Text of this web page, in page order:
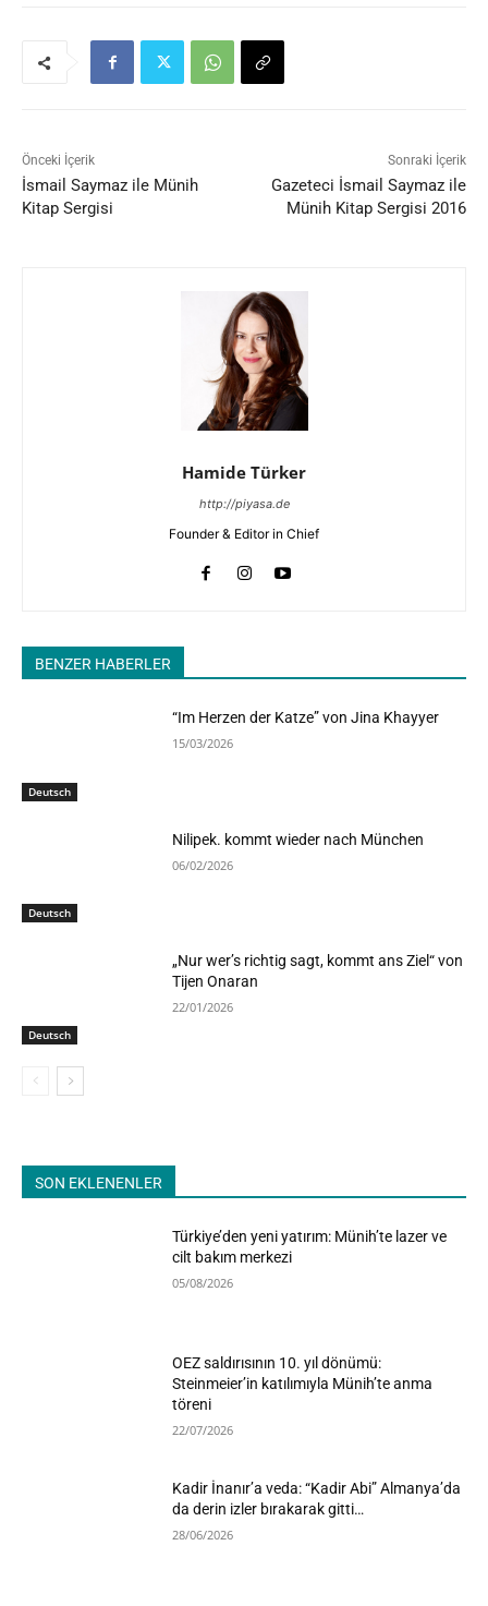
Önceki İçerik
İsmail Saymaz ile Münih
Kitap Sergisi
Sonraki İçerik
Gazeteci İsmail Saymaz ile
Münih Kitap Sergisi 2016
Hamide Türker
http://piyasa.de
Founder & Editor in Chief
BENZER HABERLER
Deutsch
“Im Herzen der Katze” von Jina Khayyer
15/03/2026
Deutsch
Nilipek. kommt wieder nach München
06/02/2026
Deutsch
„Nur wer’s richtig sagt, kommt ans Ziel“ von
Tijen Onaran
22/01/2026
SON EKLENENLER
Türkiye’den yeni yatırım: Münih’te lazer ve
cilt bakım merkezi
05/08/2026
OEZ saldırısının 10. yıl dönümü:
Steinmeier’in katılımıyla Münih’te anma
töreni
22/07/2026
Kadir İnanır’a veda: “Kadir Abi” Almanya’da
da derin izler bırakarak gitti…
28/06/2026